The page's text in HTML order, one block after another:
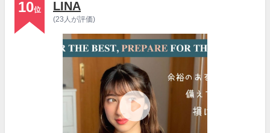
10位 LINA
(23人が評価)